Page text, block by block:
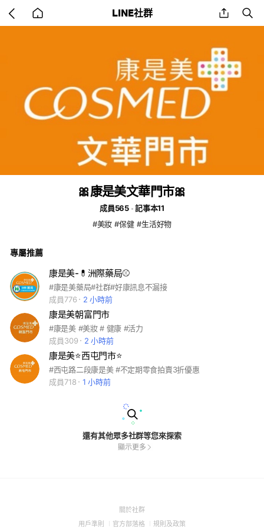
back
to
LINE社群 share
🎀康是美文華門市🎀
成員565
記事本11
#美妝 #保健 #生活好物
專屬推薦
康是美-💊洲際藥局⚾️
#康是美藥局#社群#好康訊息不漏接
成員776
2 小時前
康是美朝富門市
#康是美 #美妝 # 健康 #活力
成員309
2 小時前
康是美⭐️西屯門市⭐️
#西屯路二段康是美 #不定期零食拍賣3折優惠
成員718
1 小時前
還有其他眾多社群等您來探索
顯示更多
關於社群(Open
用戶準則 (Open
官方部落格 (Open
規則及政策(Open